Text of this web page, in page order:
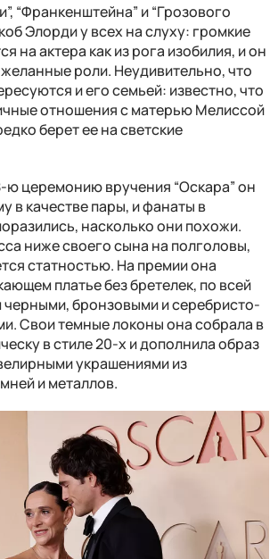
“Франкенштейна” и “Грозового
Элорди у всех на слуху: громкие
на актера как из рога изобилия, и он
роли. Неудивительно, что
и его семьей: известно, что
отношения с матерью Мелиссой
берет ее на светские
церемонию вручения “Оскара” он
в качестве пары, и фанаты в
насколько они похожи.
ниже своего сына на полголовы,
статностью. На премии она
платье без бретелек, по всей
бронзовыми и серебристо-
Свои темные локоны она собрала в
в стиле 20-х и дополнила образ
украшениями из
и металлов.